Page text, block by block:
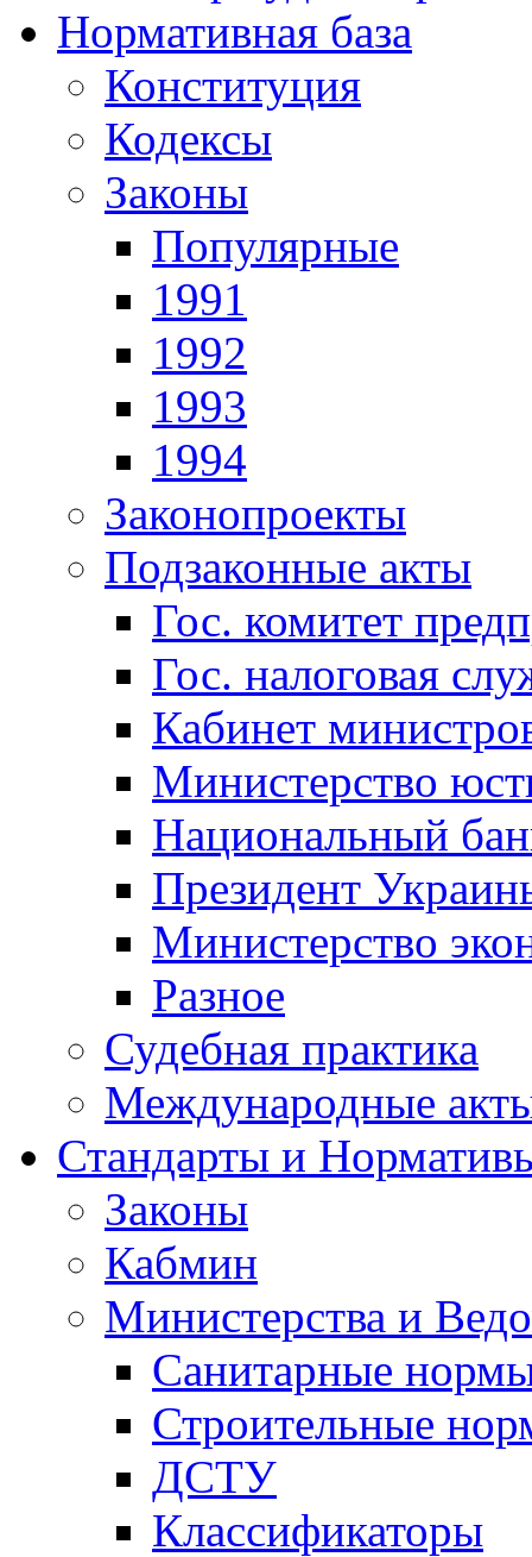
Нормативная база
Конституция
Кодексы
Законы
Популярные
1991
1992
1993
1994
Законопроекты
Подзаконные акты
Гос. комитет
Гос. налоговая
Кабинет
Министерство
Национальный
Президент
Министерство
Разное
Судебная практика
Международные
Стандарты и
Законы
Кабмин
Министерства и
Санитарные
Строительные
ДСТУ
Классификаторы